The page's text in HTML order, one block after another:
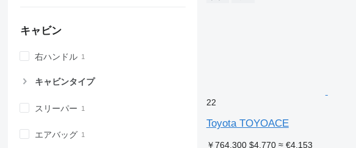
キャビン
右ハンドル
キャビンタイプ
スリーパー
エアバッグ
22
Toyota TOYOACE
￥764,300 $4,770 ≈ €4,153